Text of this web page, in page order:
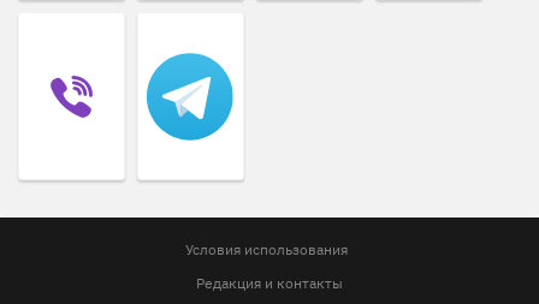
Условия использования
Редакция и контакты